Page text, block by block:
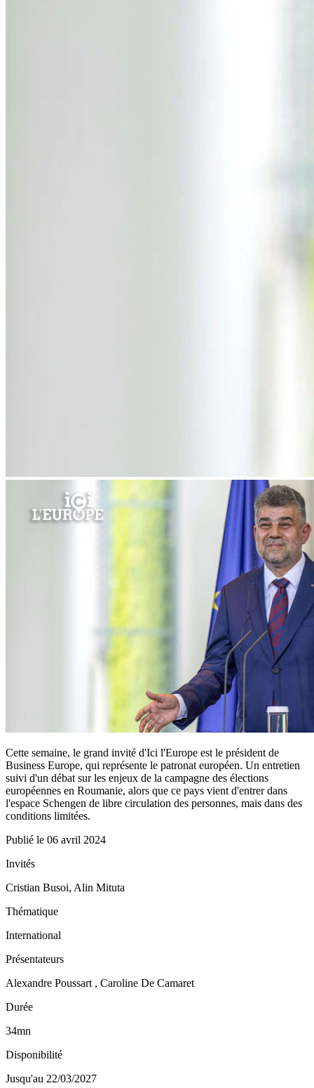
Cette semaine, le grand invité d'Ici l'Europe est le président de
Business Europe, qui représente le patronat européen. Un entretien
suivi d'un débat sur les enjeux de la campagne des élections
européennes en Roumanie, alors que ce pays vient d'entrer dans
l'espace Schengen de libre circulation des personnes, mais dans des
conditions limitées.
Publié le 06 avril 2024
Invités
Cristian Busoi, Alin Mituta
Thématique
International
Présentateurs
Alexandre Poussart , Caroline De Camaret
Durée
34mn
Disponibilité
Jusqu'au 22/03/2027